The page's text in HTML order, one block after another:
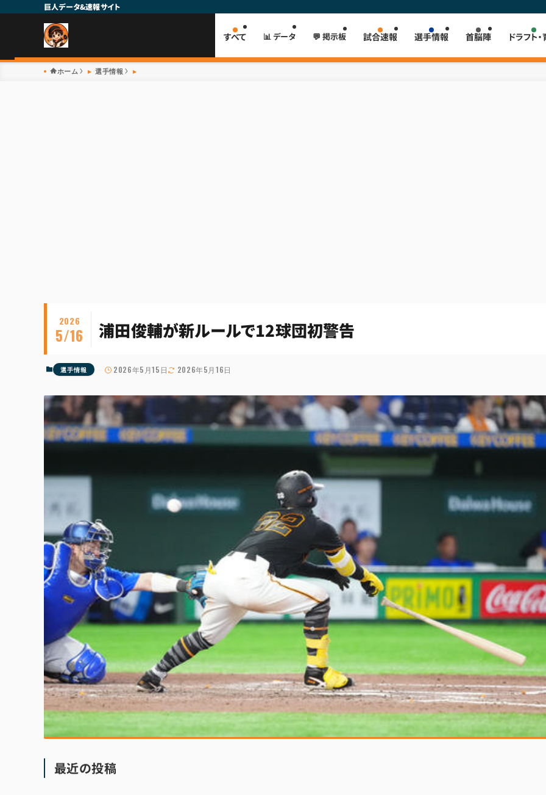
巨人データ&速報サイト
すべて 📊 データ 💬 掲示板 試合速報 選手情報 首脳陣 ドラフト
ホーム 選手情報
浦田俊輔が新ルールで12球団初警告
2026
5/16
選手情報 2026年5月15日 2026年5月16日
最近の投稿